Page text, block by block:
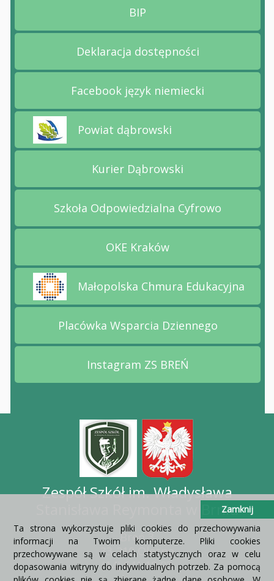
Przejdź na stronę BIP
BIP
Przejdź na stronę
Deklaracja dostępności
Przejdź na stronę
Facebook język niemiecki
Przejdź na stronę Powiat dąbrowski
Powiat dąbrowski
Przejdź na stronę Kurier
Kurier Dąbrowski
Przejdź na stronę Szkoła
Szkoła Odpowiedzialna Cyfrowo
Przejdź na stronę OKE
OKE Kraków
Przejdź na stronę Małopolska Chmura
Małopolska Chmura Edukacyjna
Przejdź na stronę
Placówka Wsparcia Dziennego
Przejdź na stronę
Instagram ZS BREŃ
Zespół Szkół im. Władysława
Stanisława Reymonta w Brniu
Breń 3
33-210 Olesno
(14) 641 10 93
Ta strona wykorzystuje pliki cookies do przechowywania
informacji na Twoim komputerze. Pliki cookies
przechowywane są w celach statystycznych oraz w celu
dopasowania witryny do indywidualnych potrzeb. Za pomocą
Zamknij